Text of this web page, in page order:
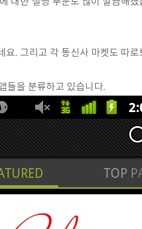
. 그리고 각 통신사 마켓도 따
들을 분류하고 있습니다.